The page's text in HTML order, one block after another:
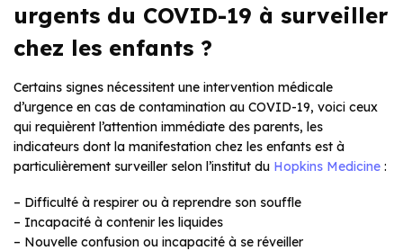
urgents du COVID-19 à surveiller
chez les enfants ?
Certains signes nécessitent une intervention médicale
d’urgence en cas de contamination au COVID-19, voici ceux
qui requièrent l’attention immédiate des parents, les
indicateurs dont la manifestation chez les enfants est à
particulièrement surveiller selon l’institut du Hopkins Medicine :
– Difficulté à respirer ou à reprendre son souffle
– Incapacité à contenir les liquides
– Nouvelle confusion ou incapacité à se réveiller